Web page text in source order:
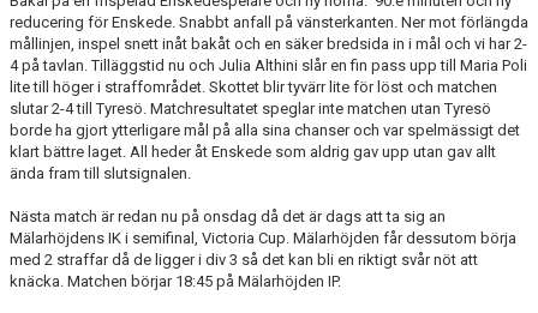
reducering för Enskede. Snabbt anfall på vänsterkanten. Ner mot förlängda
mållinjen, inspel snett inåt bakåt och en säker bredsida in i mål och vi har 2-
4 på tavlan. Tilläggstid nu och Julia Althini slår en fin pass upp till Maria Poli
lite till höger i straffområdet. Skottet blir tyvärr lite för löst och matchen
slutar 2-4 till Tyresö. Matchresultatet speglar inte matchen utan Tyresö
borde ha gjort ytterligare mål på alla sina chanser och var spelmässigt det
klart bättre laget. All heder åt Enskede som aldrig gav upp utan gav allt
ända fram till slutsignalen.
Nästa match är redan nu på onsdag då det är dags att ta sig an
Mälarhöjdens IK i semifinal, Victoria Cup. Mälarhöjden får dessutom börja
med 2 straffar då de ligger i div 3 så det kan bli en riktigt svår nöt att
knäcka. Matchen börjar 18:45 på Mälarhöjden IP.